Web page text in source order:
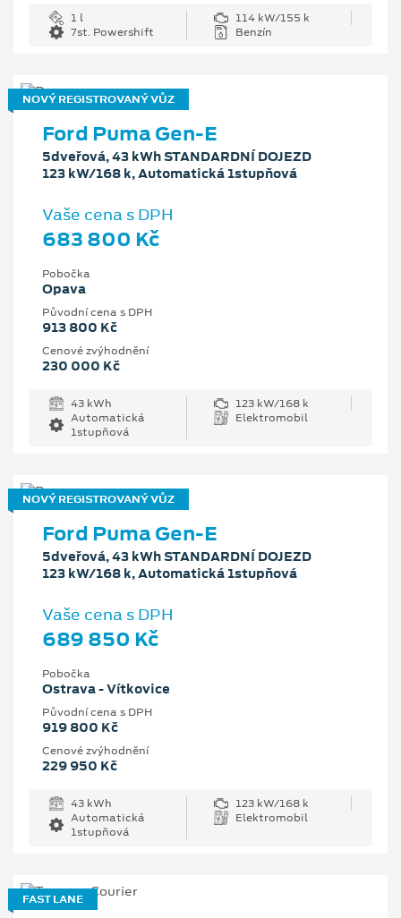
1 l
114 kW/155 k
7st. Powershift
Benzín
NOVÝ REGISTROVANÝ VŮZ
Ford Puma Gen-E
5dveřová, 43 kWh STANDARDNÍ DOJEZD
123 kW/168 k, Automatická 1stupňová
Vaše cena s DPH
683 800 Kč
Pobočka
Opava
Původní cena s DPH
913 800 Kč
Cenové zvýhodnění
230 000 Kč
43 kWh
123 kW/168 k
Automatická
1stupňová
Elektromobil
NOVÝ REGISTROVANÝ VŮZ
Ford Puma Gen-E
5dveřová, 43 kWh STANDARDNÍ DOJEZD
123 kW/168 k, Automatická 1stupňová
Vaše cena s DPH
689 850 Kč
Pobočka
Ostrava - Vítkovice
Původní cena s DPH
919 800 Kč
Cenové zvýhodnění
229 950 Kč
43 kWh
123 kW/168 k
Automatická
1stupňová
Elektromobil
FAST LANE